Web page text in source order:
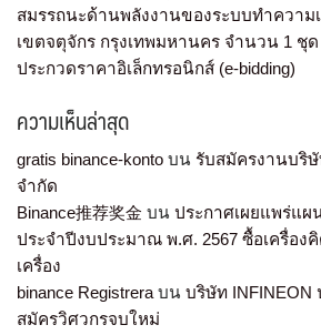
สมรรถนะด้านพลังงานของระบบทำความ
เขตจตุจักร กรุงเทพมหานคร จำนวน 1 ชุ
ประกวดราคาอิเล็กทรอนิกส์ (e-bidding)
ความเห็นล่าสุด
gratis binance-konto บน รับสมัครงานบริ
จำกัด
Binance推荐奖金 บน ประกาศเผยแพร่แผ
ประจำปีงบประมาณ พ.ศ. 2567 ซื้อเครื่อง
เครื่อง
binance Registrera บน บริษัท INFINEON
สมัครวิศวกรจบใหม่